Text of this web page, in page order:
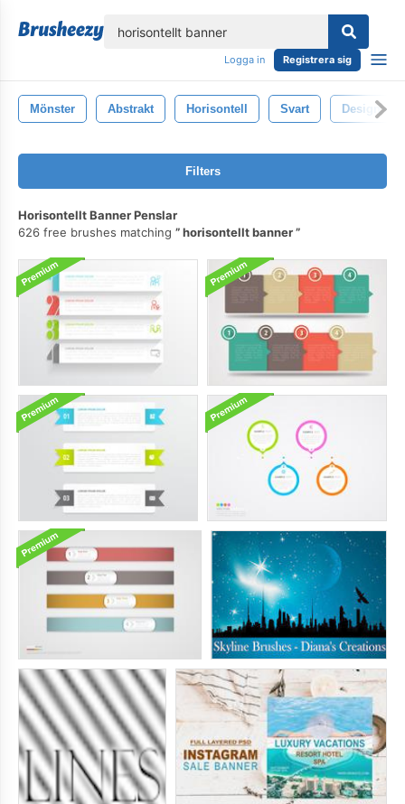
Logga in Registrera sig
Mönster Abstrakt Horisontell Svart Design
Filters
Horisontellt Banner Penslar
626 free brushes matching
horisontellt banner